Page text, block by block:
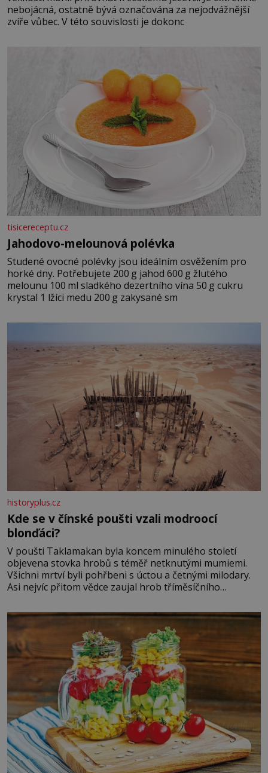
nebojácná, ostatně bývá označována za nejodvážnější
zvíře vůbec. V této souvislosti je dokonc
tisicereceptu.cz
Jahodovo-melounová polévka
Studené ovocné polévky jsou ideálním osvěžením pro
horké dny. Potřebujete 200 g jahod 600 g žlutého
melounu 100 ml sladkého dezertního vína 50 g cukru
krystal 1 lžíci medu 200 g zakysané sm
historyplus.cz
Kde se v čínské poušti vzali modroocí
blonďáci?
V poušti Taklamakan byla koncem minulého století
objevena stovka hrobů s téměř netknutými mumiemi.
Všichni mrtví byli pohřbeni s úctou a četnými milodary.
Asi nejvíc přitom vědce zaujal hrob tříměsíčního
blonďaté vlásky. Fakt, že jsou těla dávných lidí nesmírně
dobře zachovalá, přičítají odborníci zdejším klimatickým
podmínkám. Sucho, prosolené písky a extrémně